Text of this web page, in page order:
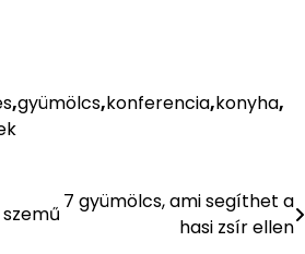
,gyümölcs,konferencia,konyha,
7 gyümölcs, ami segíthet a
hasi zsír ellen